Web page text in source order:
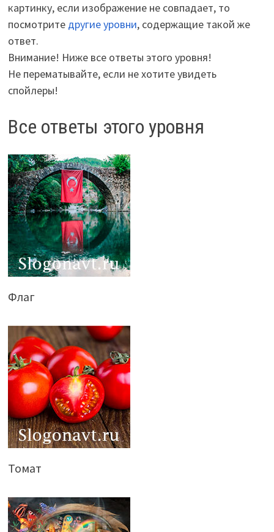
картинку, если изображение не совпадает, то
посмотрите другие уровни, содержащие такой же
ответ.
Внимание! Ниже все ответы этого уровня!
Не перематывайте, если не хотите увидеть
спойлеры!
Все ответы этого уровня
Флаг
Томат